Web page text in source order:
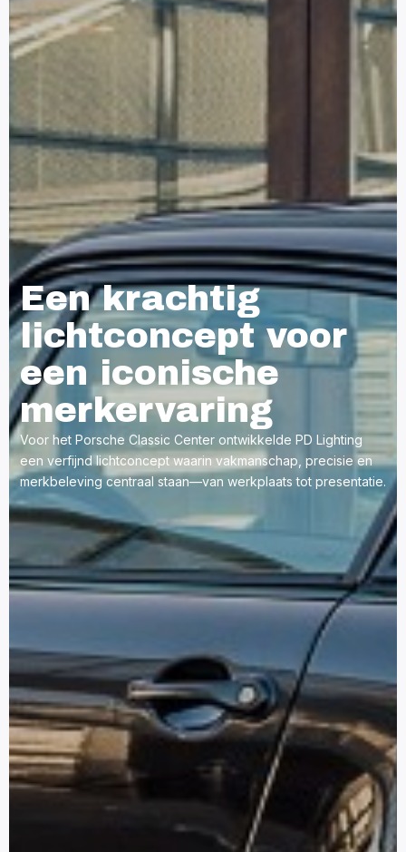
Een krachtig
lichtconcept voor
een iconische
merkervaring
Voor het Porsche Classic Center ontwikkelde PD Lighting
een verfijnd lichtconcept waarin vakmanschap, precisie en
merkbeleving centraal staan—van werkplaats tot presentatie.